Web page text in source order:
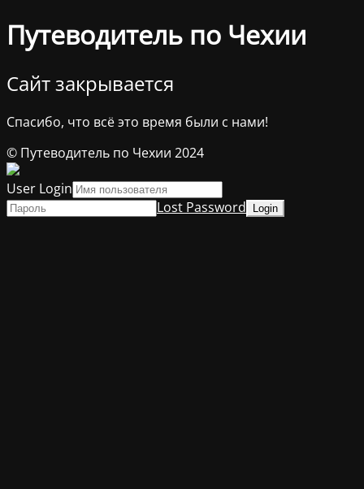
Путеводитель по Чехии
Сайт закрывается
Спасибо, что всё это время были с нами!
© Путеводитель по Чехии 2024
User Login
Lost Password